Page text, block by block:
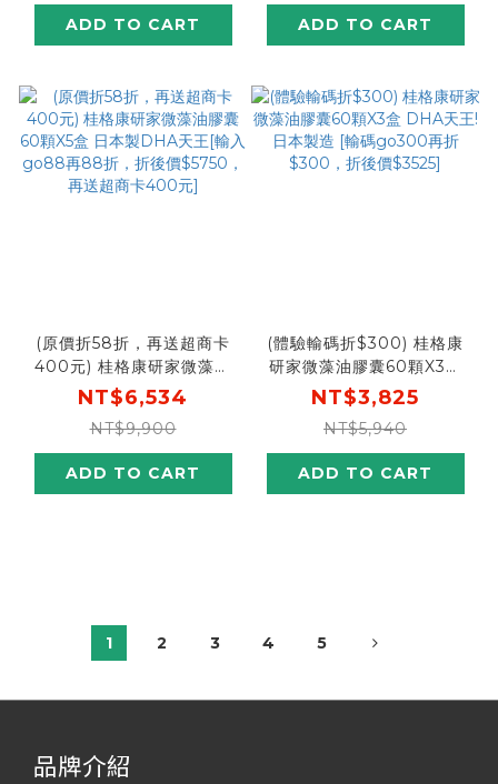
ADD TO CART
$1390)+$888元購物金]
ADD TO CART
(原價折58折，再送超商卡
400元) 桂格康研家微藻油
膠囊60顆X5盒 日本製DHA
天王[輸入go88再88折，
折後價$5750，再送超商卡
NT$6,534
NT$9,900
ADD TO CART
(體驗輸碼折$300) 桂格康
研家微藻油膠囊60顆X3盒
DHA天王!日本製造 [輸碼
go300再折$300，折後價
$3525]
NT$3,825
NT$5,940
ADD TO CART
1 2 3 4 5
品牌介紹